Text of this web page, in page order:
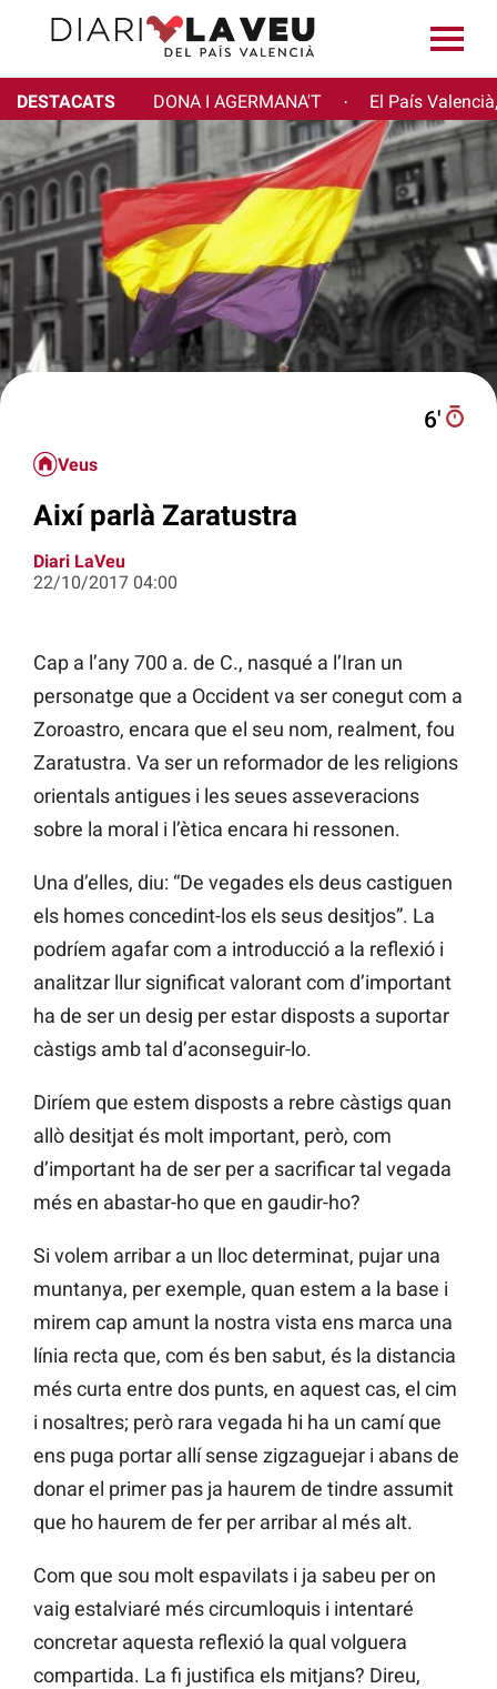
DESTACATS DONA I AGERMANA'T · El País
6′
Veus
Així parlà Zaratustra
Diari LaVeu
22/10/2017 04:00
Cap a l’any 700 a. de C., nasqué a l’Iran un
personatge que a Occident va ser conegut com a
Zoroastro, encara que el seu nom, realment, fou
Zaratustra. Va ser un reformador de les religions
orientals antigues i les seues asseveracions
sobre la moral i l’ètica encara hi ressonen.
Una d’elles, diu: “De vegades els deus castiguen
els homes concedint-los els seus desitjos”. La
podríem agafar com a introducció a la reflexió i
analitzar llur significat valorant com d’important
ha de ser un desig per estar disposts a suportar
càstigs amb tal d’aconseguir-lo.
Diríem que estem disposts a rebre càstigs quan
allò desitjat és molt important, però, com
d’important ha de ser per a sacrificar tal vegada
més en abastar-ho que en gaudir-ho?
Si volem arribar a un lloc determinat, pujar una
muntanya, per exemple, quan estem a la base i
mirem cap amunt la nostra vista ens marca una
línia recta que, com és ben sabut, és la distancia
més curta entre dos punts, en aquest cas, el cim
i nosaltres; però rara vegada hi ha un camí que
ens puga portar allí sense zigzaguejar i abans de
donar el primer pas ja haurem de tindre assumit
que ho haurem de fer per arribar al més alt.
Com que sou molt espavilats i ja sabeu per on
vaig estalviaré més circumloquis i intentaré
concretar aquesta reflexió la qual volguera
compartida. La fi justifica els mitjans? Direu,